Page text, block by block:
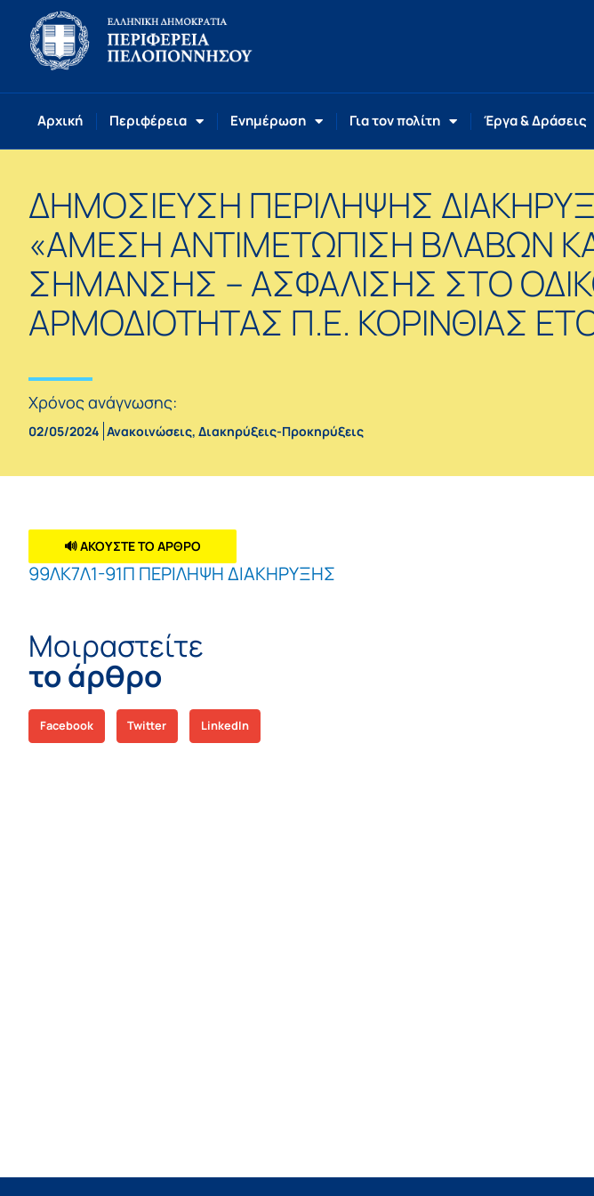
Αρχική Περιφέρεια Ενημέρωση Για τον πολίτη Έργα & Δράσεις
ΔΗΜΟΣΙΕΥΣΗ ΠΕΡΙΛΗΨΗΣ
«ΑΜΕΣΗ ΑΝΤΙΜΕΤΩΠΙΣΗ ΒΛΑΒΩΝ
ΣΗΜΑΝΣΗΣ – ΑΣΦΑΛΙΣΗΣ ΣΤΟ
ΑΡΜΟΔΙΟΤΗΤΑΣ Π.Ε. ΚΟΡΙΝΘΙΑΣ
Χρόνος ανάγνωσης:
02/05/2024 Ανακοινώσεις, Διακηρύξεις-Προκηρύξεις
🔊 ΑΚΟΥΣΤΕ ΤΟ ΑΡΘΡΟ
99ΛΚ7Λ1-91Π ΠΕΡΙΛΗΨΗ ΔΙΑΚΗΡΥΞΗΣ
Μοιραστείτε
το άρθρο
Facebook Twitter LinkedIn